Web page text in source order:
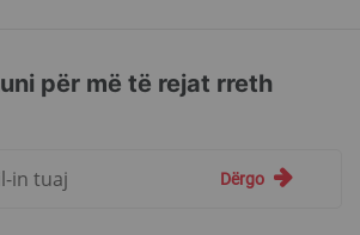
për më të rejat rreth
Dërgo